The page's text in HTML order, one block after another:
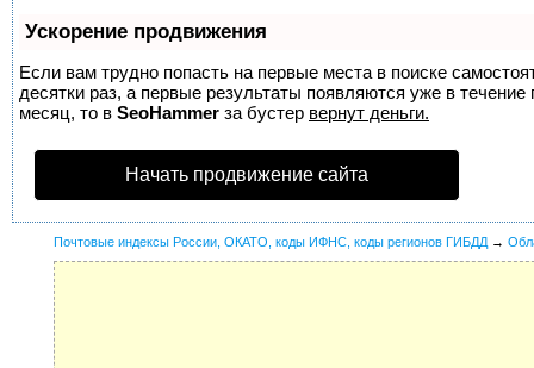
Ускорение продвижения
Если вам трудно попасть на первые места в поиске
десятки раз, а первые результаты появляются уже в
месяц, то в SeoHammer за бустер вернут деньги.
Начать продвижение сайта
Почтовые индексы России, ОКАТО, коды ИФНС, коды регионов ГИБДД →